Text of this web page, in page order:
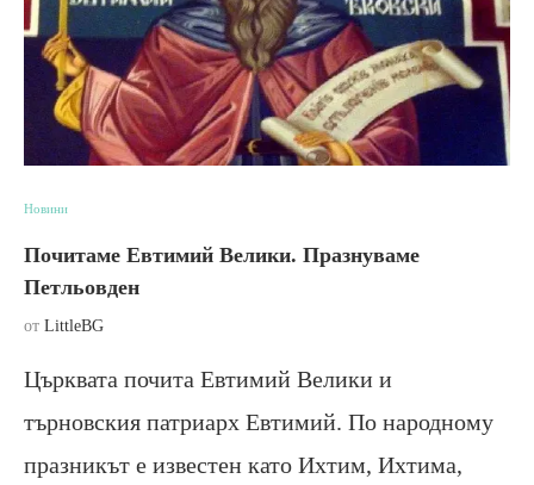
Новини
Почитаме Евтимий Велики. Празнуваме
Петльовден
от LittleBG
Църквата почита Евтимий Велики и
търновския патриарх Евтимий. По народному
празникът е известен като Ихтим, Ихтима,